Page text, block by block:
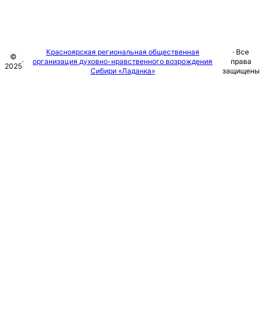
©
2025
·
Красноярская региональная общественная
организация духовно-нравственного возрождения
Сибири «Ладанка»
· Все
права
защищены